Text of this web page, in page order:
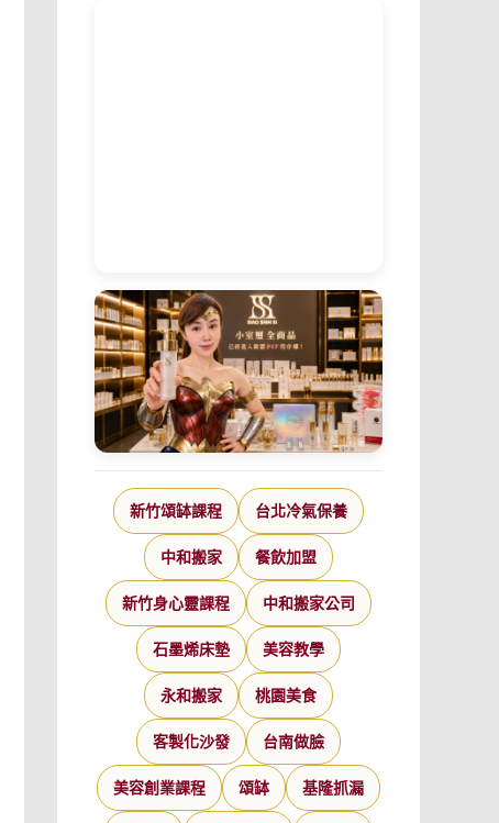
新竹頌缽課程 台北冷氣保養
中和搬家 餐飲加盟
新竹身心靈課程 中和搬家公司
石墨烯床墊 美容教學
永和搬家 桃園美食
客製化沙發 台南做臉
美容創業課程 頌缽 基隆抓漏